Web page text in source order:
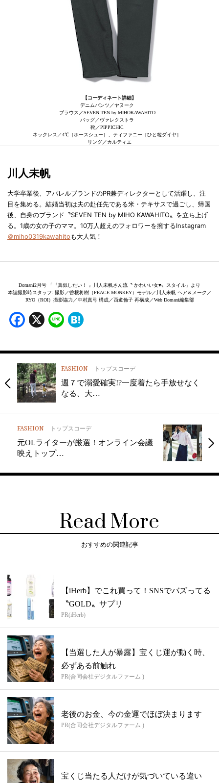
【コーディネート詳細】
デニムパンツ／ヤヌーク
ブラウス／SEVEN TEN by MIHOKAWAHITO
バッグ／ヴァレクストラ
靴／PIPPICHIC
ネックレス／4℃［ホースシュー］、ティファニー［ひと粒ダイヤ］
リング／カルティエ
川人未帆
大学卒業後、アパレルブランドのPR兼ディレクターとして活躍し、注
目を集める。結婚当初は夫の赴任先である米・テキサスで過ごし、帰国
後、自身のブランド〝SEVEN TEN by MIHO KAWAHITO〟を立ち上げ
る。1歳の女の子のママ。10万人超えのフォロワーを擁するInstagram
＠miho0319kawahitoも大人気！
Domani2月号 「『真似したい！ 』川人未帆さん流〝 かわいい女♥〟スタイル」より
本誌撮影時スタッフ: 撮影／曽根将樹（PEACE MONKEY）モデル／川人未帆 ヘア＆メーク／
RYO（ROI）撮影協力／中村真弓 構成／西道倫子 再構成／Web Domani編集部
Facebook
X Line
FASHION トップスコーデ
週７で溺愛確実!?一度着たら手放せなく
なる、大…
FASHION トップスコーデ
元OLライターが厳選！オンライン会議
映えトップ…
Read More
おすすめの関連記事
【iHerb】でこれ買って！SNSでバズってる
〝GOLD〟サプリ
PR(iHerb)
【当選した人が暴露】宝くじ運が動く時、
必ずある前触れ
PR(合同会社デジタルファーム )
老後のお金、今の金運でほぼ決まります
PR(合同会社デジタルファーム )
宝くじ当たる人だけが気づいている違い